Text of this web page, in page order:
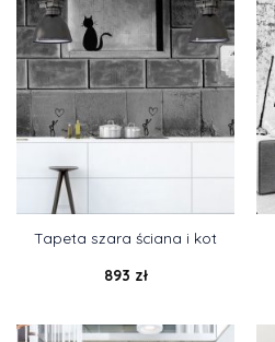
Tapeta szara ściana i kot
893 zł